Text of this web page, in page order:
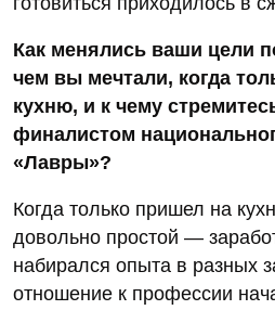
Как менялись ваши цели
чем вы мечтали, когда
кухню, и к чему
финалистом
«Лавры»?
Когда только пришел на
довольно простой —
набирался опыта в разных
отношение к профессии